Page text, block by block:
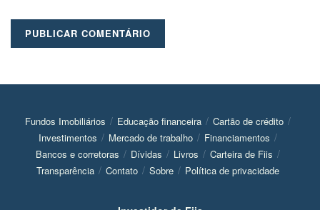
Fundos Imobiliários Educação financeira
Cartão de crédito
Investimentos
Mercado de trabalho
Financiamentos
Bancos e corretoras
Dívidas Livros
Carteira de Fiis
Transparência
Contato Sobre Política de privacidade